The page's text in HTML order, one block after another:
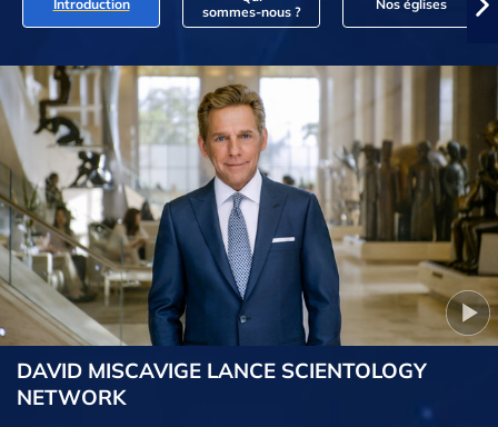
Introduction
sommes‑nous ?
Nos églises
DAVID MISCAVIGE LANCE SCIENTOLOGY
NETWORK